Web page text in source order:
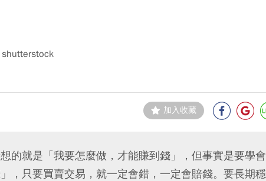
shutterstock
加入收藏
的就是「我要怎麼做，才能賺到錢」，但事實是要學會
，只要買賣交易，就一定會錯，一定會賠錢。要長期穩